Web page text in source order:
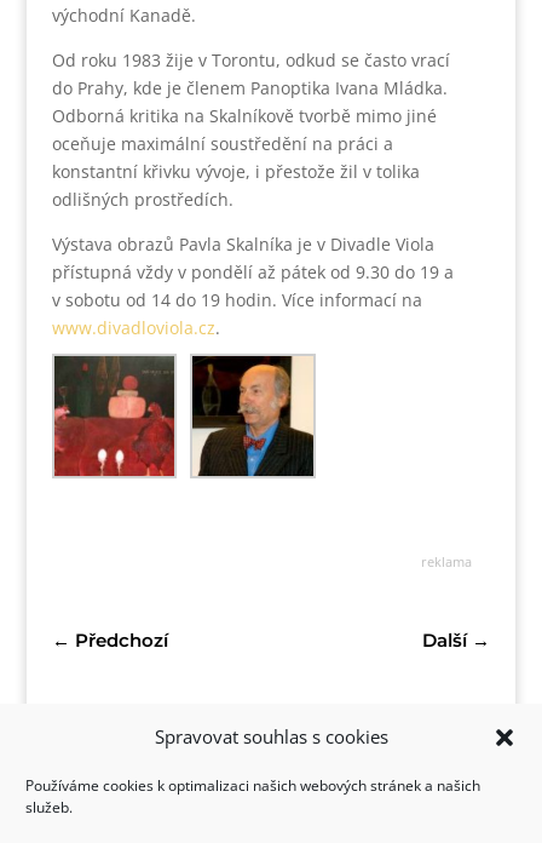
Spravovat souhlas s cookies
Používáme cookies k optimalizaci našich webových stránek a našich
služeb.
východní Kanadě.
Od roku 1983 žije v Torontu, odkud se často vrací
do Prahy, kde je členem Panoptika Ivana Mládka.
Odborná kritika na Skalníkově tvorbě mimo jiné
oceňuje maximální soustředění na práci a
konstantní křivku vývoje, i přestože žil v tolika
odlišných prostředích.
Výstava obrazů Pavla Skalníka je v Divadle Viola
přístupná vždy v pondělí až pátek od 9.30 do 19 a
v sobotu od 14 do 19 hodin. Více informací na
www.divadloviola.cz.
reklama
← Předchozí Další→